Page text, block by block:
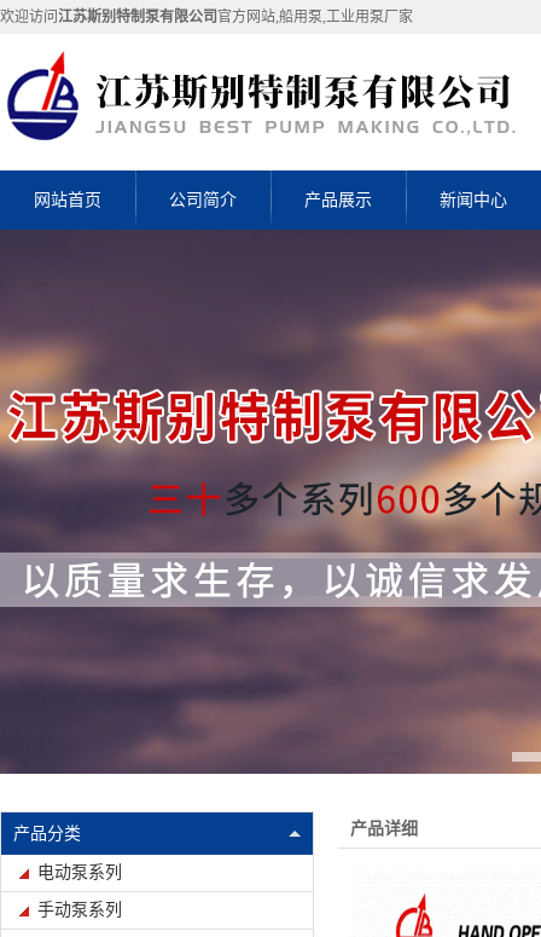
欢迎访问 江苏斯别特制泵有限公司 官方网站,船用泵,工业用泵厂家
网站首页 公司简介 产品展示 新闻中心
产品分类
电动泵系列
手动泵系列
产品详细